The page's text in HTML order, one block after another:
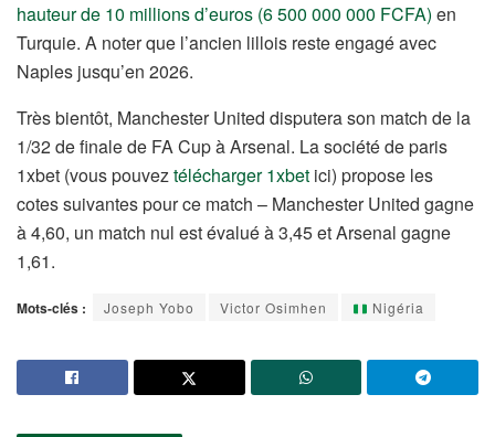
hauteur de 10 millions d’euros (6 500 000 000 FCFA) en
Turquie. A noter que l’ancien lillois reste engagé avec
Naples jusqu’en 2026.
Très bientôt, Manchester United disputera son match de la
1/32 de finale de FA Cup à Arsenal. La société de paris
1xbet (vous pouveztélécharger 1xbet ici) propose les
cotes suivantes pour ce match – Manchester United gagne
à 4,60, un match nul est évalué à 3,45 et Arsenal gagne
1,61.
Mots-clés : Joseph Yobo Victor Osimhen Nigéria